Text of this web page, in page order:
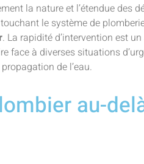
la nature et l’étendue des
le système de
. La rapidité d’intervention est
face à diverses situations
de l’eau.
au-